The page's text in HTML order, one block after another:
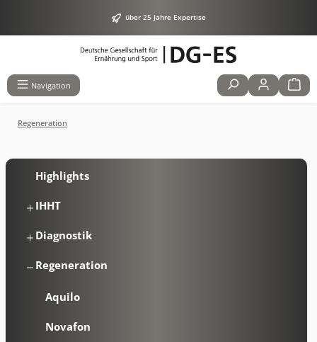
über 25 Jahre Expertise
Navigation
Regeneration
Highlights
IHHT
Diagnostik
Regeneration
Aquilo
Novafon